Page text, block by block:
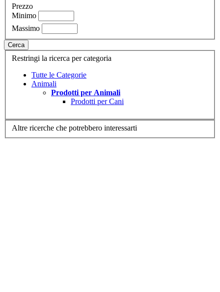
Prezzo
Minimo
Massimo
Cerca
Restringi la ricerca per categoria
Tutte le Categorie
Animali
Prodotti per Animali
Prodotti per Cani
Altre ricerche che potrebbero interessarti